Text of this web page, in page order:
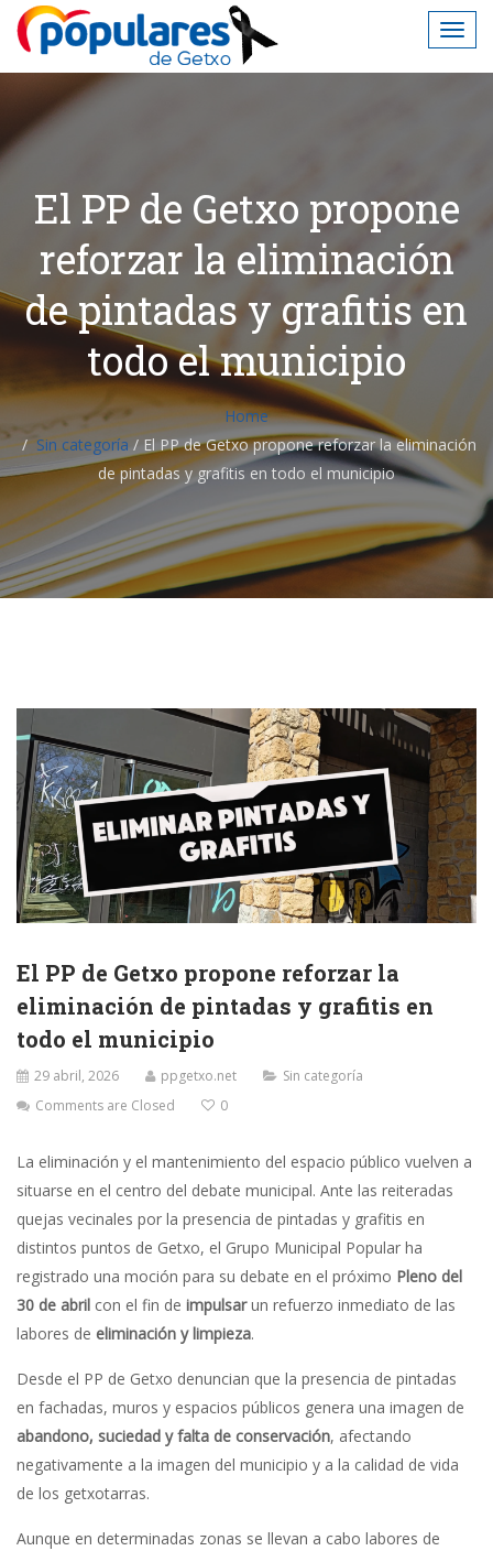
El PP de Getxo propone
reforzar la eliminación
de pintadas y grafitis en
todo el municipio
Home
Sin categoría / El PP de Getxo propone reforzar la eliminación
de pintadas y grafitis en todo el municipio
El PP de Getxo propone reforzar la
eliminación de pintadas y grafitis en
todo el municipio
29 abril, 2026 ppgetxo.net
Sin categoría
Comments are Closed
0
La eliminación y el mantenimiento del espacio público vuelven a
situarse en el centro del debate municipal. Ante las reiteradas
quejas vecinales por la presencia de pintadas y grafitis en
distintos puntos de Getxo, el Grupo Municipal Popular ha
registrado una moción para su debate en el próximo Pleno del
30 de abril con el fin de impulsarun refuerzo inmediato de las
labores de eliminación y limpieza.
Desde el PP de Getxo denuncian que la presencia de pintadas
en fachadas, muros y espacios públicos genera una imagen de
abandono, suciedad y falta de conservación, afectando
negativamente a la imagen del municipio y a la calidad de vida
de los getxotarras.
Aunque en determinadas zonas se llevan a cabo labores de